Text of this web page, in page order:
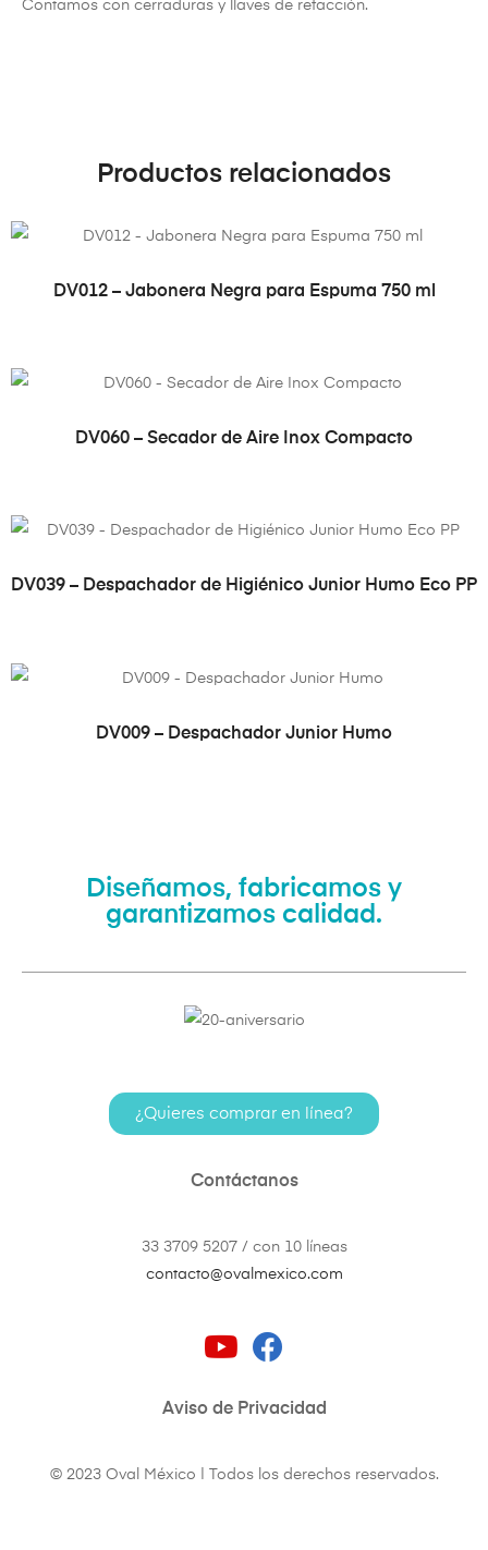
Contamos con cerraduras y llaves de refacción.
Productos relacionados
VER PRODUCTO
DV012 – Jabonera Negra para Espuma 750 ml
VER PRODUCTO
DV060 – Secador de Aire Inox Compacto
VER PRODUCTO
DV039 – Despachador de Higiénico Junior Humo Eco PP
VER PRODUCTO
DV009 – Despachador Junior Humo
Diseñamos, fabricamos y
garantizamos calidad.
¿Quieres comprar en línea?
Contáctanos
33 3709 5207 / con 10 líneas
contacto@ovalmexico.com
Aviso de Privacidad
© 2023 Oval México | Todos los derechos reservados.